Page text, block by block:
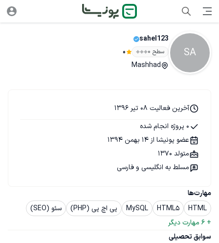
SA
sahel123
سطح ۰ 0
Mashhad
مهارت‌ها
HTML
HTML5
MySQL پی اچ پی (PHP)
سئو (SEO)
+
6 مهارت دیگر
سوابق تحصیلی
آخرین فعالیت 08 تیر 1396
0 پروژه انجام شده
عضو پونیشا از 14 بهمن 1394
متولد 1370
مسلط به انگلیسی و فارسی